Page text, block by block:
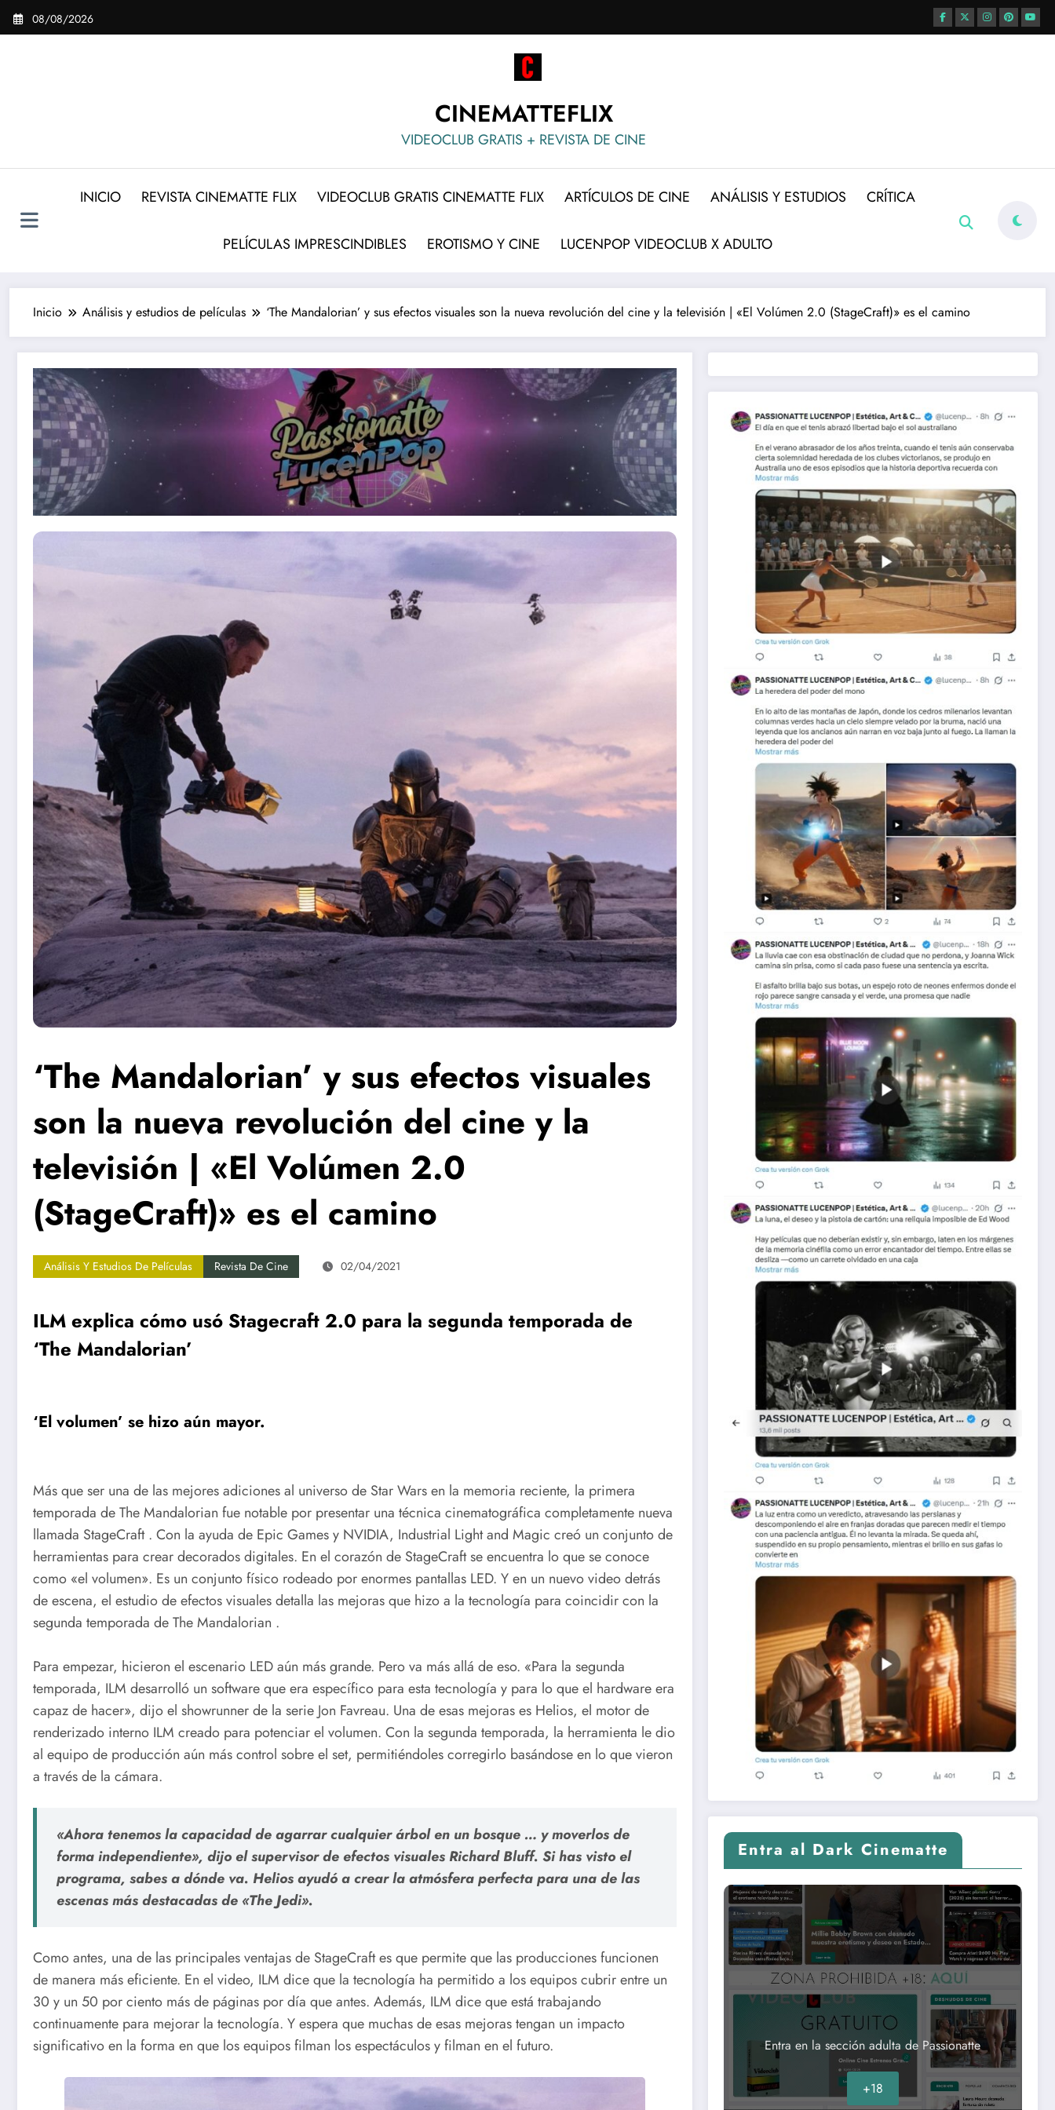
Saltar
08/08/2026
CINEMATTEFLIX
VIDEOCLUB GRATIS + REVISTA DE CINE
INICIO REVISTA CINEMATTE FLIX VIDEOCLUB GRATIS CINEMATTE FLIX ARTÍCULOS DE CINE ANÁLISIS Y ESTUDIOS CRÍTICA
PELÍCULAS IMPRESCINDIBLES EROTISMO Y CINE LUCENPOP VIDEOCLUB X ADULTO
Inicio Análisis y estudios de películas ‘The Mandalorian’ y sus efectos visuales son la nueva revolución del cine y la televisión | «El Volúmen 2.0 (StageCraft)» es el camino
‘The Mandalorian’ y sus efectos visuales
son la nueva revolución del cine y la
televisión | «El Volúmen 2.0
(StageCraft)» es el camino
Análisis Y Estudios De Películas Revista De Cine 02/04/2021
ILM explica cómo usó Stagecraft 2.0 para la segunda temporada de
‘The Mandalorian’
‘El volumen’ se hizo aún mayor.
Más que ser una de las mejores adiciones al universo de Star Wars en la memoria reciente, la primera
temporada de The Mandalorian fue notable por presentar una técnica cinematográfica completamente nueva
llamada StageCraft . Con la ayuda de Epic Games y NVIDIA, Industrial Light and Magic creó un conjunto de
herramientas para crear decorados digitales. En el corazón de StageCraft se encuentra lo que se conoce
como «el volumen». Es un conjunto físico rodeado por enormes pantallas LED. Y en un nuevo video detrás
de escena, el estudio de efectos visuales detalla las mejoras que hizo a la tecnología para coincidir con la
segunda temporada de The Mandalorian .
Para empezar, hicieron el escenario LED aún más grande. Pero va más allá de eso. «Para la segunda
temporada, ILM desarrolló un software que era específico para esta tecnología y para lo que el hardware era
capaz de hacer», dijo el showrunner de la serie Jon Favreau. Una de esas mejoras es Helios, el motor de
renderizado interno ILM creado para potenciar el volumen. Con la segunda temporada, la herramienta le dio
al equipo de producción aún más control sobre el set, permitiéndoles corregirlo basándose en lo que vieron
a través de la cámara.
«Ahora tenemos la capacidad de agarrar cualquier árbol en un bosque … y moverlos de
forma independiente», dijo el supervisor de efectos visuales Richard Bluff. Si has visto el
programa, sabes a dónde va. Helios ayudó a crear la atmósfera perfecta para una de las
escenas más destacadas de «The Jedi».
Como antes, una de las principales ventajas de StageCraft es que permite que las producciones funcionen
de manera más eficiente. En el video, ILM dice que la tecnología ha permitido a los equipos cubrir entre un
30 y un 50 por ciento más de páginas por día que antes. Además, ILM dice que está trabajando
continuamente para mejorar la tecnología. Y espera que muchas de esas mejoras tengan un impacto
significativo en la forma en que los equipos filman los espectáculos y filman en el futuro.
Entra al Dark Cinematte
Entra en la sección adulta de Passionatte
+18